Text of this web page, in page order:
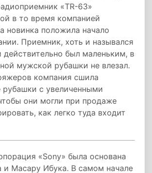
«TR-63»
в то время компанией
новинка положила начало
Приемник, хоть и назывался
был маленьким, в
мужской рубашки не влезал.
компания сшила
рубашки с увеличенными
они могли при продаже
как легко туда входит
«Sony» была основана
Масару Ибука. В самом начале